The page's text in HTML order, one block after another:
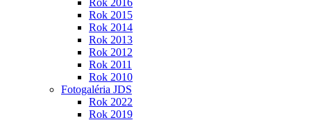
Rok 2016
Rok 2015
Rok 2014
Rok 2013
Rok 2012
Rok 2011
Rok 2010
Fotogaléria JDS
Rok 2022
Rok 2019